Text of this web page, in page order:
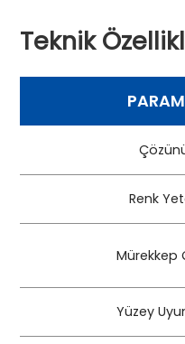
Teknik
Renk
Mürekkep
Yüzey